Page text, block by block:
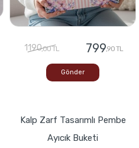
1190,00 TL 799,90 TL
Gönder
Kalp Zarf Tasarımlı Pembe
Ayıcık Buketi